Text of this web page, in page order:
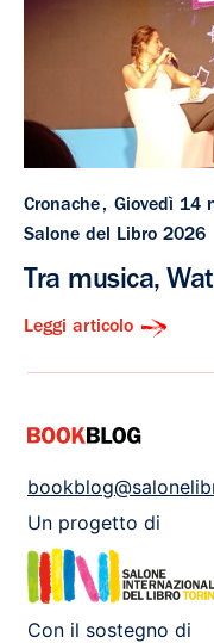
Cronache
Giovedì 14
Salone del Libro 2026
Tra musica,
Leggi articolo
Un progetto di
Con il sostegno di